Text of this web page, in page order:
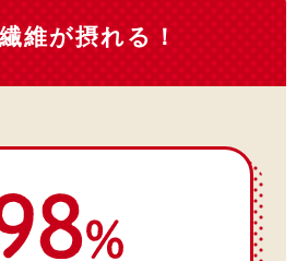
維が摂れる！